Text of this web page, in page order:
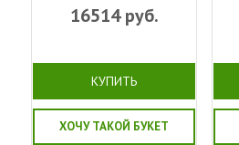
16514руб.
КУПИТЬ
ХОЧУ ТАКОЙ БУКЕТ